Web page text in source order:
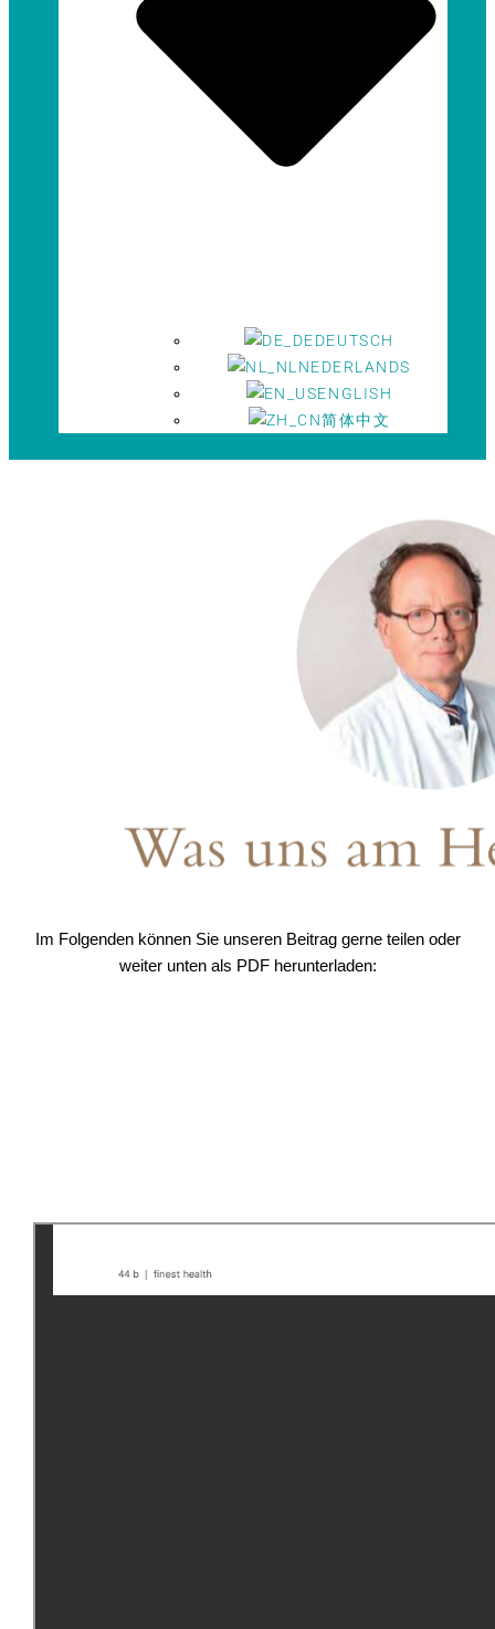
DEUTSCH
NEDERLANDS
ENGLISH
简体中文
Im Folgenden können Sie unseren Beitrag gerne teilen oder
weiter unten als PDF herunterladen: